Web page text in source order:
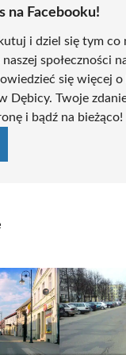
na Facebooku!
i dziel się tym co
naszej społeczności
się więcej
Dębicy. Twoje
i bądź na bieżąco!